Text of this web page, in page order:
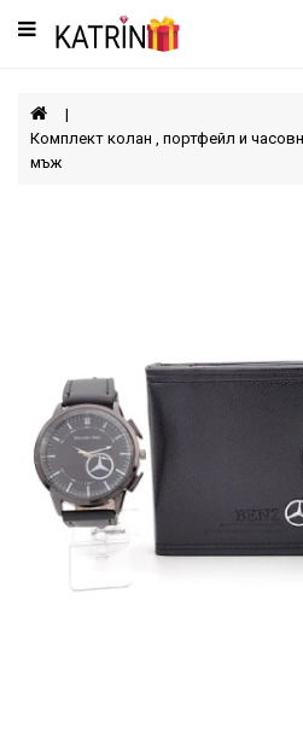
Категории
МЪЖЕ
ЖЕНИ
Комплект колан , портфейл и
мъж